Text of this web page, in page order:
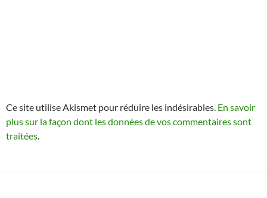
Ce site utilise Akismet pour réduire les indésirables. En savoir
plus sur la façon dont les données de vos commentaires sont
traitées.